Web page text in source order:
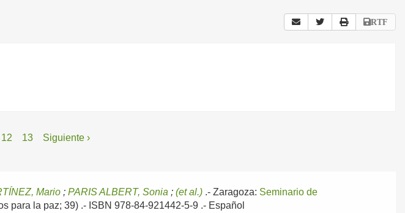
RTF
12 13 Siguiente ›
Mario ;PARIS ALBERT, Sonia ;(et al.) .-Zaragoza: Seminario de
para la paz; 39) .- ISBN 978-84-921442-5-9 .- Español